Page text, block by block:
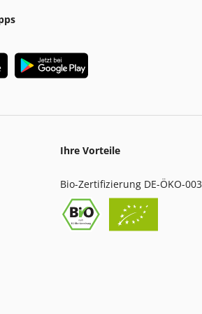
Ihre Vorteile
Bio-Zertifizierung DE-ÖKO-003